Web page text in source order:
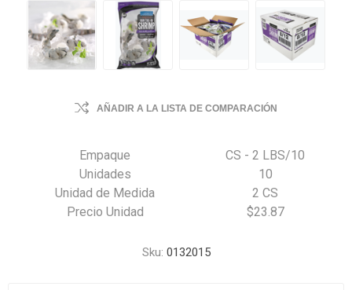
AÑADIR A LA LISTA DE COMPARACIÓN
Empaque
CS - 2 LBS/10
Unidades
10
Unidad de Medida
2 CS
Precio Unidad
$23.87
Sku: 0132015